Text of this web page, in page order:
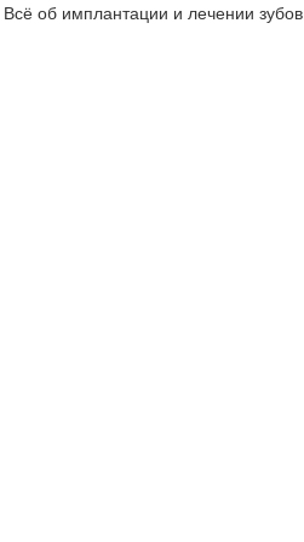
Всё об имплантации и лечении зубов